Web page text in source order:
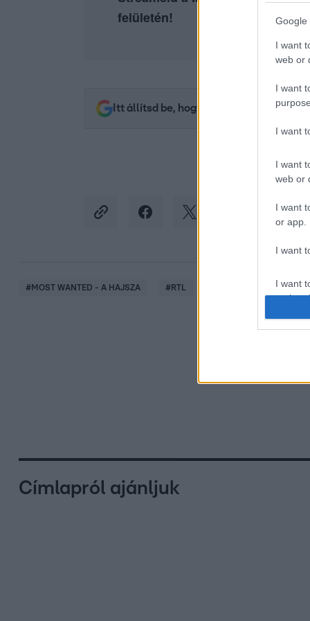
Google
I want
web or
I want
I want
I want
web or
I want
or app.
I want
I want
felületén!
Itt állítsd be, hogy az RTL.hu az elsők
#MOST WANTED - A HAJSZA #RTL #
Címlapról ajánljuk